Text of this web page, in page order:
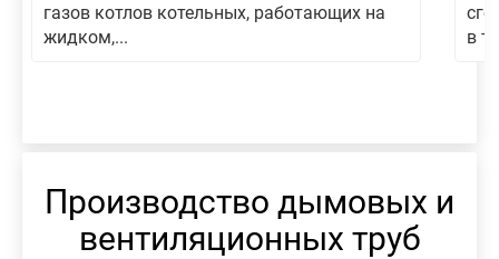
газов котлов котельных, работающих на
жидком,...
в
Производство дымовых и
вентиляционных труб